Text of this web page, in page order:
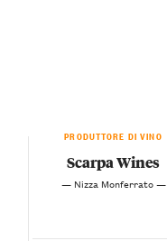
PRODUTTORE DI VINO
Scarpa Wines
— Nizza Monferrato —